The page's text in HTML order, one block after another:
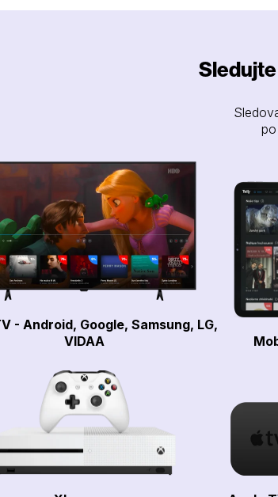
- Android, Google, Samsung, LG,
VIDAA